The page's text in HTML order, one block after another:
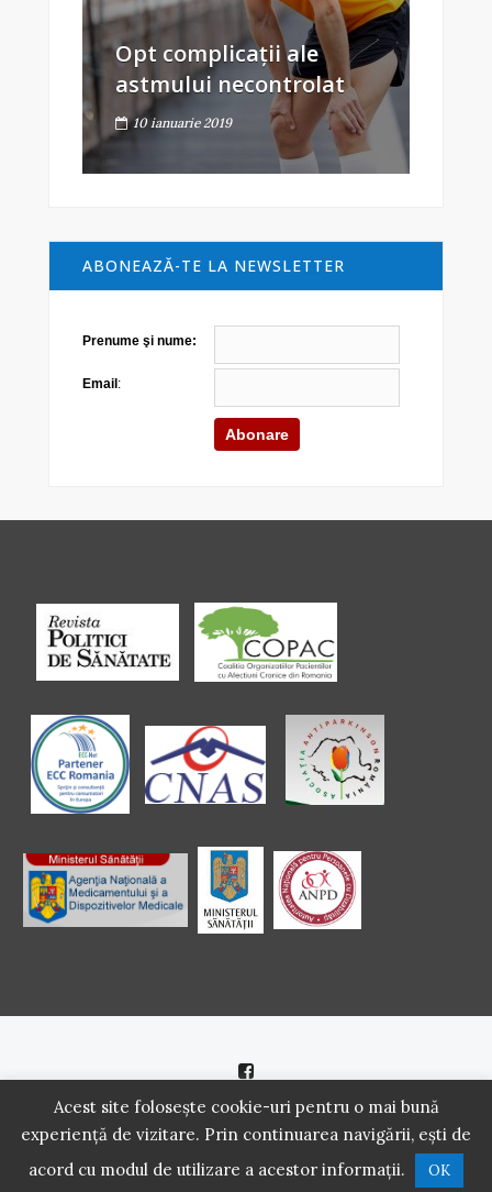
Opt complicații ale
astmului necontrolat
10 ianuarie 2019
ABONEAZĂ-TE LA NEWSLETTER
Prenume şi nume:
Email :
Politică de cookie |Politică de confidenţialitate
2016 - 2021 Copyright. Scoala Pacientilor - QUINN Media SRL.
Acest site folosește cookie-uri pentru o mai bună
experiență de vizitare. Prin continuarea navigării, ești de
acord cu modul de utilizare a acestor informații.
OK